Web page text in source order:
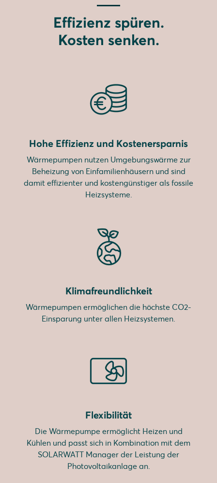
Effizienz spüren.
Kosten senken.
Hohe Effizienz und Kostenersparnis
Wärmepumpen nutzen Umgebungswärme zur
Beheizung von Einfamilienhäusern und sind
damit effizienter und kostengünstiger als fossile
Heizsysteme.
Klimafreundlichkeit
Wärmepumpen ermöglichen die höchste CO2-
Einsparung unter allen Heizsystemen.
Flexibilität
Die Wärmepumpe ermöglicht Heizen und
Kühlen und passt sich in Kombination mit dem
SOLARWATT Manager der Leistung der
Photovoltaikanlage an.